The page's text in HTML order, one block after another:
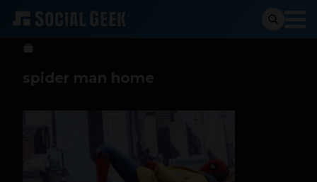
Andres Taborda 26 de septiembre de 2017
spider man home